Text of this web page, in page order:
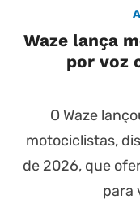
Waze lança
por voz
O Waze
motociclistas,
de 2026, que
para